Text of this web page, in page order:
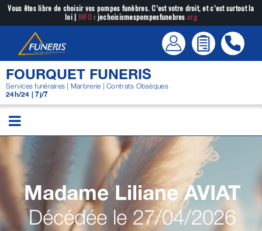
Passer
contenu
Vous êtes libre de choisir vos pompes funèbres. C’est votre droit, et c’est surtout la
loi | INFO: jechoisismespompesfunebres.org
FOURQUET FUNERIS
Services funéraires | Marbrerie | Contrats Obsèques
24h/24 | 7j/7
Madame LilianeAVIAT
Décédée le 27/04/2026